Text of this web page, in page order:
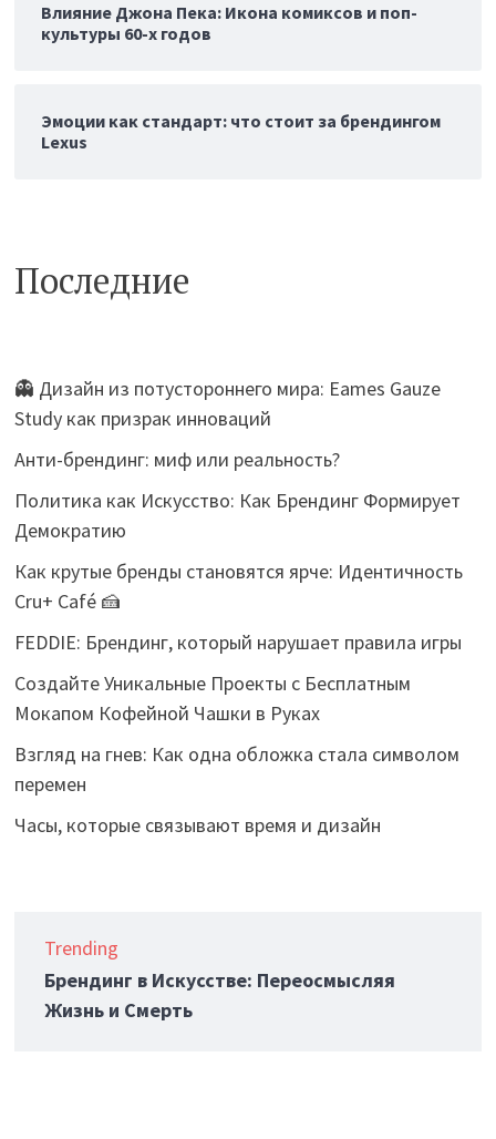
Влияние Джона Пека: Икона комиксов и поп-
культуры 60-х годов
Эмоции как стандарт: что стоит за брендингом
Lexus
Последние
👻 Дизайн из потустороннего мира: Eames Gauze
Study как призрак инноваций
Анти-брендинг: миф или реальность?
Политика как Искусство: Как Брендинг Формирует
Демократию
Как крутые бренды становятся ярче: Идентичность
Cru+ Café 🍰
FEDDIE: Брендинг, который нарушает правила игры
Создайте Уникальные Проекты с Бесплатным
Мокапом Кофейной Чашки в Руках
Взгляд на гнев: Как одна обложка стала символом
перемен
Часы, которые связывают время и дизайн
Trending
Брендинг в Искусстве: Переосмысляя
Жизнь и Смерть